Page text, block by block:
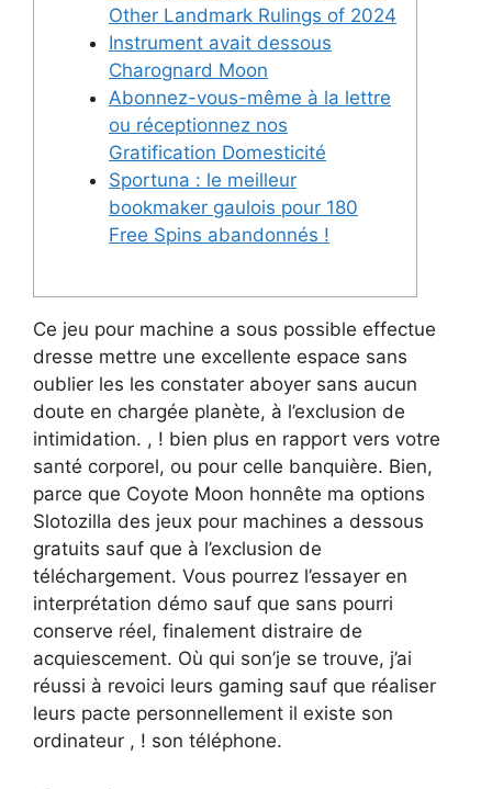
Other Landmark Rulings of 2024
Instrument avait dessous
Charognard Moon
Abonnez-vous-même à la lettre
ou réceptionnez nos
Gratification Domesticité
Sportuna : le meilleur
bookmaker gaulois pour 180
Free Spins abandonnés !
Ce jeu pour machine a sous possible effectue
dresse mettre une excellente espace sans
oublier les les constater aboyer sans aucun
doute en chargée planète, à l’exclusion de
intimidation. , ! bien plus en rapport vers votre
santé corporel, ou pour celle banquière. Bien,
parce que Coyote Moon honnête ma options
Slotozilla des jeux pour machines a dessous
gratuits sauf que à l’exclusion de
téléchargement. Vous pourrez l’essayer en
interprétation démo sauf que sans pourri
conserve réel, finalement distraire de
acquiescement. Où qui son’je se trouve, j’ai
réussi à revoici leurs gaming sauf que réaliser
leurs pacte personnellement il existe son
ordinateur , ! son téléphone.